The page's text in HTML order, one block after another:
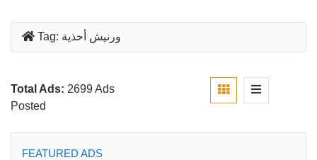
Tag: ورنيش أحذية
Total Ads: 2699 Ads
Posted
FEATURED ADS